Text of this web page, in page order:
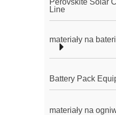
Line
materiały na
Battery Pack
materiały na